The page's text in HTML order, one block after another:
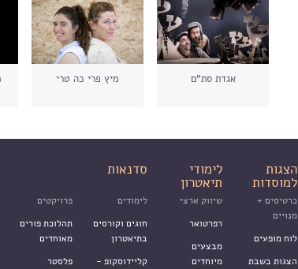
אגדת סת"ם מיץ פרי כה טרי
הצגות
למוסדות
לימודי
תיאטרון
סדנאות
כרטיסים +
מנויים
לוח מופעים
הצגות בשבת
שיווק ארצי
רפרטואר
מבצעים
מיוחדים
לימודים
חוגים וקורסים
בתיאטרון
קליידוסקופ -
פרויקטים
תהלוכת פורים
מאוחדים
פלסטר